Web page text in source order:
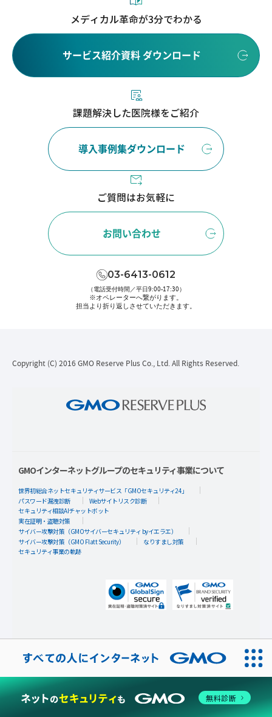
メディカル革命が3分でわかる
サービス紹介資料 ダウンロード
課題解決した医院様をご紹介
導入事例集ダウンロード
ご質問はお気軽に
お問い合わせ
03-6413-0612
（電話受付時間／平日9:00-17:30）
※オペレーターへ繋がります。
担当より折り返しさせていただきます。
Copyright (C) 2016 GMO Reserve Plus Co., Ltd. All Rights Reserved.
GMOインターネットグループのセキュリティ事業について
世界初総合ネットセキュリティサービス「GMOセキュリティ24」
パスワード漏洩診断
Webサイトリスク診断
セキュリティ相談AIチャットボット
実在証明・盗聴対策
サイバー攻撃対策（GMOサイバーセキュリティ byイエラエ）
サイバー攻撃対策（GMO Flatt Security）
なりすまし対策
セキュリティ事業の軌跡
無料診断